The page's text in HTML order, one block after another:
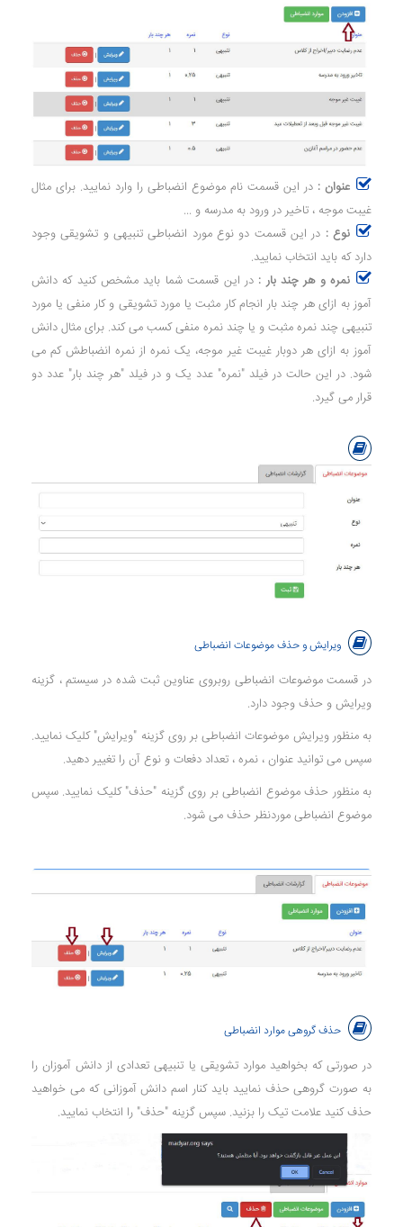
عنوان : در این قسمت نام موضوع انضباطی را وارد نمایید. برای مثال
غیبت موجه ، تاخیر در ورود به مدرسه و ...
نوع : در این قسمت دو نوع مورد انضباطی تنبیهی و تشویقی وجود
دارد که باید انتخاب نمایید.
نمره و هر چند بار : در این قسمت شما باید مشخص کنید که دانش
آموز به ازای هر چند بار انجام کار مثبت یا مورد تشویقی و کار منفی یا مورد
تنبیهی چند نمره مثبت و یا چند نمره منفی کسب می کند. برای مثال دانش
آموز به ازای هر دوبار غیبت غیر موجه، یک نمره از نمره انضباطش کم می
شود. در این حالت در فیلد "نمره" عدد یک و در فیلد "هر چند بار" عدد دو
قرار می گیرد.
ویرایش و حذف موضوعات انضباطی
در قسمت موضوعات انضباطی روبروی عناوین ثبت شده در سیستم ، گزینه
ویرایش و حذف وجود دارد.
به منظور ویرایش موضوعات انضباطی بر روی گزینه "ویرایش" کلیک نمایید.
سپس می توانید عنوان ، نمره ، تعداد دفعات و نوع آن را تغییر دهید.
به منظور حذف موضوع انضباطی بر روی گزینه "حذف" کلیک نمایید. سپس
موضوع انضباطی موردنظر حذف می شود.
حذف گروهی موارد انضباطی
در صورتی که بخواهید موارد تشویقی یا تنبیهی تعدادی از دانش آموزان را
به صورت گروهی حذف نمایید باید کنار اسم دانش آموزانی که می خواهید
حذف کنید علامت تیک را بزنید. سپس گزینه "حذف" را انتخاب نمایید.